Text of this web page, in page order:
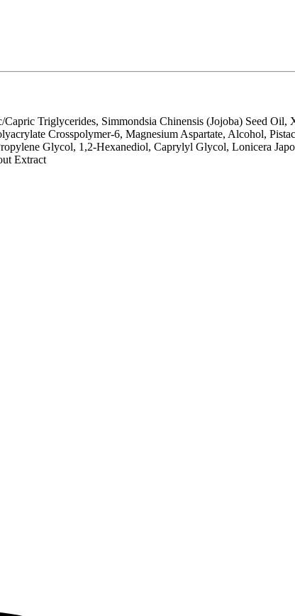
Triglycerides, Simmondsia Chinensis (Jojoba) Seed Oil,
Crosspolymer-6, Magnesium Aspartate, Alcohol,
Glycol, 1,2-Hexanediol, Caprylyl Glycol, Lonicera
Extract